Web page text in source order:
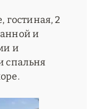
гостиная, 2
и
и
спальня